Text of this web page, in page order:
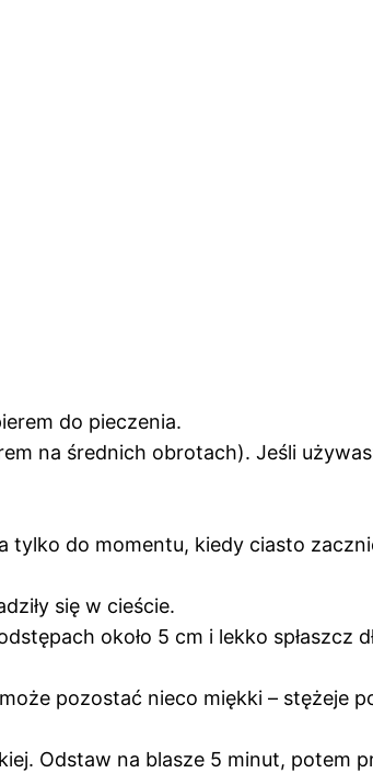
do pieczenia.
na średnich obrotach). Jeśli
tylko do momentu, kiedy ciasto
się w cieście.
około 5 cm i lekko spłaszcz
pozostać nieco miękki – stężeje
Odstaw na blasze 5 minut, potem